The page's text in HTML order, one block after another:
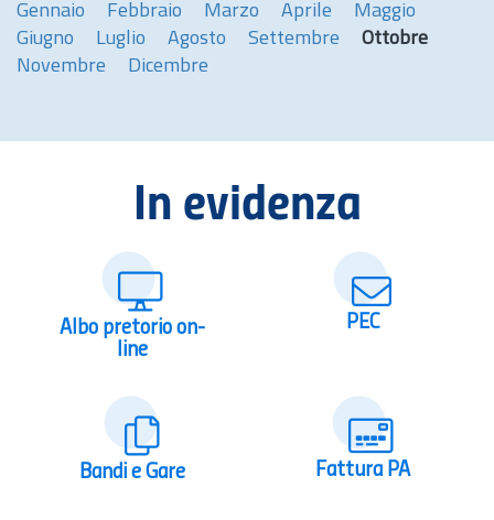
Gennaio
Febbraio Marzo Aprile
Maggio
Giugno
Luglio Agosto Settembre
Ottobre
Novembre
Dicembre
In evidenza
Albo pretorio on-
line
PEC
Bandi e Gare Fattura PA